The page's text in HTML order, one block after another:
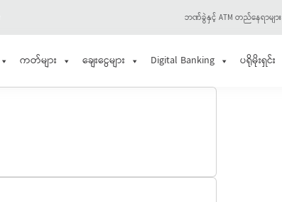
ဘဏ်ခွဲနှင့် ATM တည်နေရာများ
ကတ်များ ချေးငွေများ Digital Banking ပရိုမိုးရှင်း